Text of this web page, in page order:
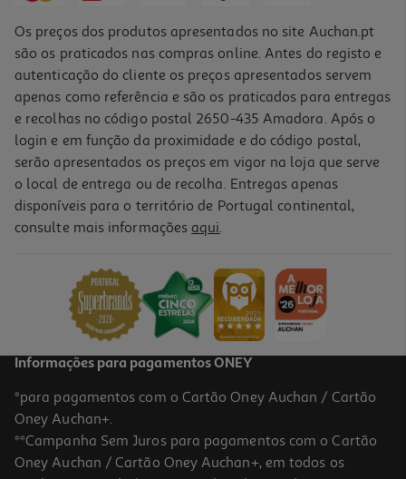
-37%
Fluido Heliocare 360 Age Active Spf50 50ml
Price reduced from
17,95 €
-43%
Os preços dos produtos apresentados no site Auchan.pt
são os praticados nas compras online. Antes do registo e
autenticação do cliente os preços apresentados servem
apenas como referência e são os praticados para entregas
e recolhas no código postal 2650-435 Amadora. Após o
login e em função da proximidade e do código postal,
serão apresentados os preços em vigor na loja que serve
o local de entrega ou de recolha. Entregas apenas
disponíveis para o território de Portugal continental,
consulte mais informações aqui.
Informações para pagamentos ONEY
*para pagamentos com o Cartão Oney Auchan / Cartão
Oney Auchan+.
**Campanha Sem Juros para pagamentos com o Cartão
Oney Auchan / Cartão Oney Auchan+, em todos os